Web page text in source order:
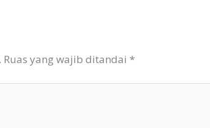
Ruas yang wajib ditandai *